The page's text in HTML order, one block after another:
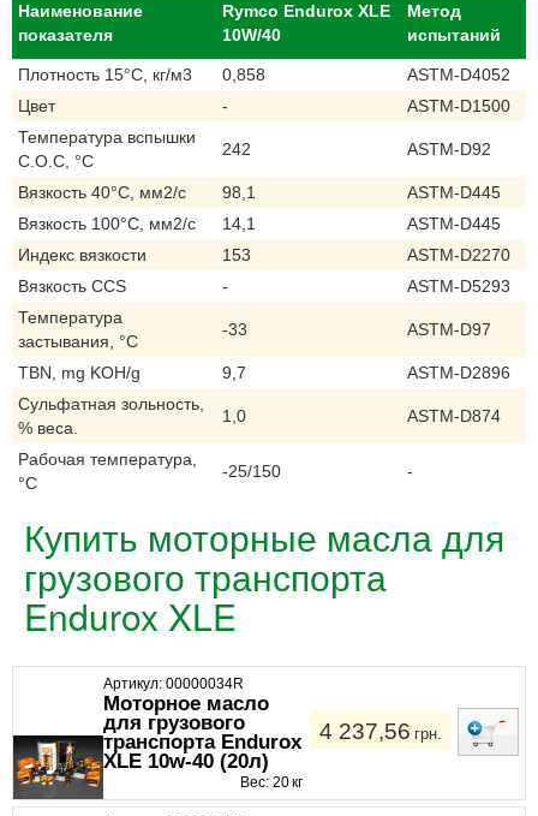
Наименование
показателя
Rymco Endurox XLE
10W/40
Метод
испытаний
Плотность 15°C, кг/м3 0,858
ASTM-D4052
Цвет
-
ASTM-D1500
Температура вспышки
С.О.С, °C
242 ASTM-D92
Вязкость 40°C, мм2/с 98,1
ASTM-D445
Вязкость 100°C, мм2/с
14,1
ASTM-D445
Индекс вязкости
153
ASTM-D2270
Вязкость CCS
-
ASTM-D5293
Температура
застывания, °C
-33 ASTM-D97
TBN, mg KOH/g 9,7
ASTM-D2896
Сульфатная зольность,
% веса.
1,0 ASTM-D874
Рабочая температура,
°C
-25/150 -
Купить моторные масла для
грузового транспорта
Endurox XLE
Артикул: 00000034R
Моторное масло
для грузового
транспорта Endurox
XLE 10w-40 (20л)
Вес: 20 кг
4 237,56 грн.